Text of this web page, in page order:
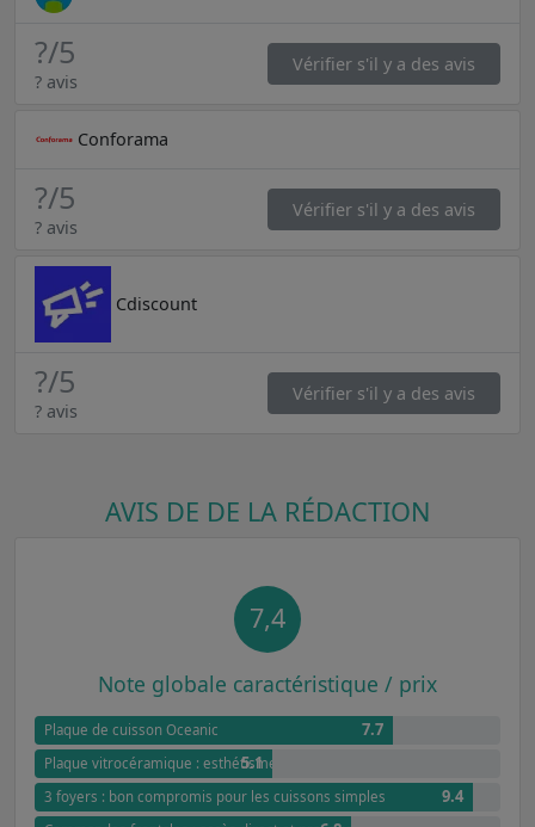
?/5
? avis
Vérifier s'il y a des avis
Conforama
?/5
? avis
Vérifier s'il y a des avis
Cdiscount
?/5
? avis
Vérifier s'il y a des avis
AVIS DE DE LA RÉDACTION
7,4
Note globale caractéristique / prix
Plaque de cuisson Oceanic 7.7
Plaque vitrocéramique : esthétisme et simplicité
5.1
3 foyers : bon compromis pour les cuissons simples 9.4